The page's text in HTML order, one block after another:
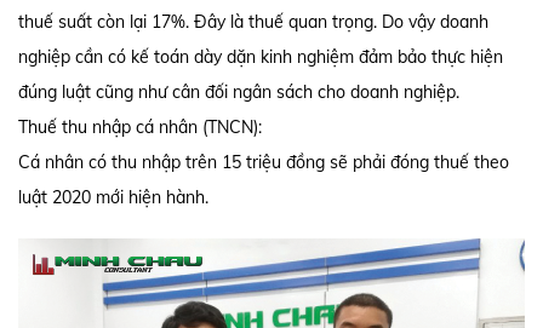
thuế suất còn lại 17%. Đây là thuế quan trọng. Do vậy doanh
nghiệp cần có kế toán dày dặn kinh nghiệm đảm bảo thực hiện
đúng luật cũng như cân đối ngân sách cho doanh nghiệp.
Thuế thu nhập cá nhân (TNCN):
Cá nhân có thu nhập trên 15 triệu đồng sẽ phải đóng thuế theo
luật 2020 mới hiện hành.